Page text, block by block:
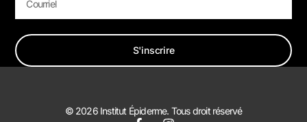
S'inscrire
© 2026 Institut Épiderme. Tous droit réservé